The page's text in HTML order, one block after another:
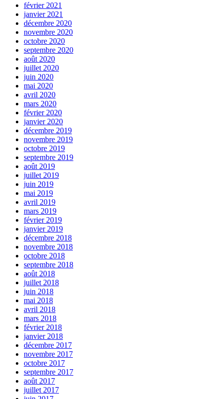
février 2021
janvier 2021
décembre 2020
novembre 2020
octobre 2020
septembre 2020
août 2020
juillet 2020
juin 2020
mai 2020
avril 2020
mars 2020
février 2020
janvier 2020
décembre 2019
novembre 2019
octobre 2019
septembre 2019
août 2019
juillet 2019
juin 2019
mai 2019
avril 2019
mars 2019
février 2019
janvier 2019
décembre 2018
novembre 2018
octobre 2018
septembre 2018
août 2018
juillet 2018
juin 2018
mai 2018
avril 2018
mars 2018
février 2018
janvier 2018
décembre 2017
novembre 2017
octobre 2017
septembre 2017
août 2017
juillet 2017